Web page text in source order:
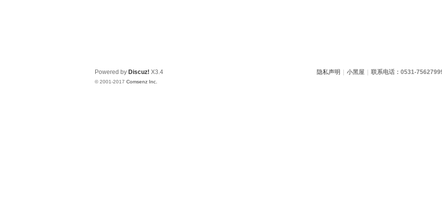
隐私声明 小黑屋 联系电话：0531-
Powered by Discuz! X3.4
© 2001-2017 Comsenz Inc.